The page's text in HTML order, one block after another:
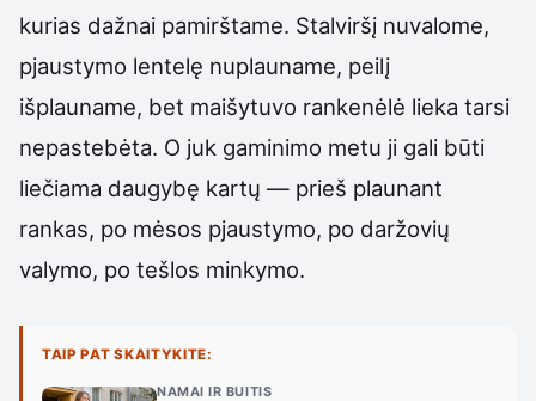
kurias dažnai pamirštame. Stalviršį nuvalome,
pjaustymo lentelę nuplauname, peilį
išplauname, bet maišytuvo rankenėlė lieka tarsi
nepastebėta. O juk gaminimo metu ji gali būti
liečiama daugybę kartų — prieš plaunant
rankas, po mėsos pjaustymo, po daržovių
valymo, po tešlos minkymo.
TAIP PAT SKAITYKITE:
NAMAI IR BUITIS